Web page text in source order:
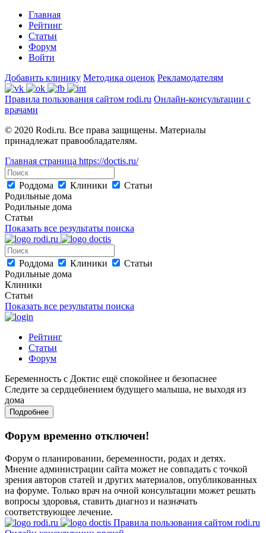
Главная
Рейтинг
Статьи
Форум
Войти
Добавить клинику Методика оценок Рекламодателям
Правила пользования сайтом rodi.ru Онлайн-консультации с
врачами
© 2020 Rodi.ru. Все права защищены. Материалы
принадлежат правообладателям.
Главная страница https://doctis.ru/
Роддома Клиники
Статьи
Родильные дома
Родильные дома
Статьи
Показать все результаты поиска
Роддома Клиники
Статьи
Родильные дома
Клиники
Статьи
Показать все результаты поиска
Рейтинг
Статьи
Форум
Беременность с Доктис ещё спокойнее и безопаснее
Следите за сердцебиением будущего малыша, не выходя из
дома
Подробнее
Форум временно отключен!
Форум о планировании, беременности, родах и детях.
Мнение администрации сайта может не совпадать с точкой
зрения авторов статей и других материалов, опубликованных
на форуме. Только врач на очной консультации может решать
вопросы здоровья, ставить диагноз и назначать
соответствующее лечение.
Правила пользования сайтом rodi.ru